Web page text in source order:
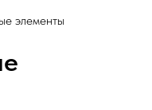
элементы